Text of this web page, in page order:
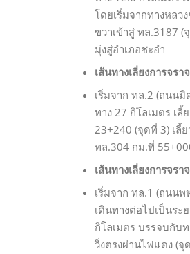
โดยเริ่มจากทางหลว
ขวาเข้าสู่ ทล.3187 (
มุ่งสู่อำเภอชะอำ
เส้นทางเลี่ยงการจร
เริ่มจาก ทล.2 (ถนน
ทาง 27 กิโลเมตร เ
23+240 (จุดที่ 3) เลี้
ทล.304 กม.ที่
เส้นทางเลี่ยงการจร
เริ่มจาก ทล.1 (ถนน
เดินทางต่อไปเป็นระ
กิโลเมตร บรรจบกับ
วิ่งตรงผ่านไฟแดง (